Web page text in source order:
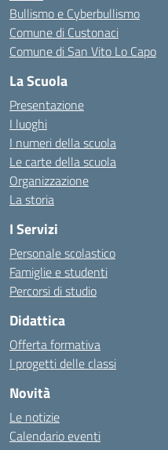
Bullismo e Cyberbullismo
Comune di Custonaci
Comune di San Vito Lo Capo
La Scuola
Presentazione
I luoghi
I numeri della scuola
Le carte della scuola
Organizzazione
La storia
I Servizi
Personale scolastico
Famiglie e studenti
Percorsi di studio
Didattica
Offerta formativa
I progetti delle classi
Novità
Le notizie
Calendario eventi